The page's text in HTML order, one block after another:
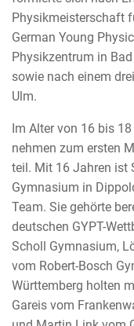
Physikmeisterschaft
German Young
Physikzentrum in
sowie nach einem
Ulm.
Im Alter von 16 bis
nehmen zum ersten
teil. Mit 16 Jahren ist
Gymnasium in
Team. Sie gehörte
deutschen GYPT-
Scholl Gymnasium,
vom Robert-Bosch
Württemberg holten
Gareis vom